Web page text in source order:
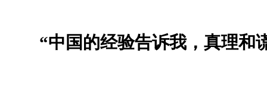
“中国的经验告诉我，真理